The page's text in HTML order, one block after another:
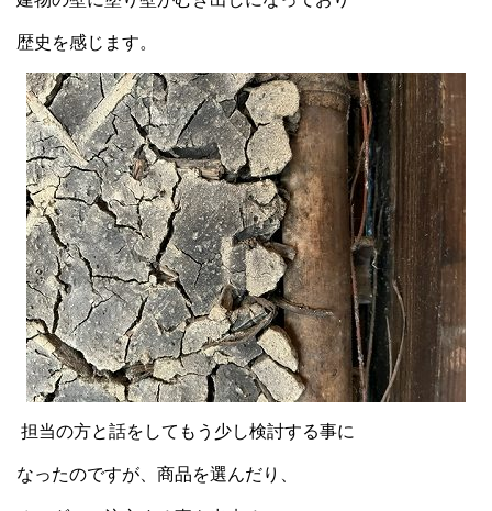
歴史を感じます。
担当の方と話をしてもう少し検討する事に
なったのですが、商品を選んだり、